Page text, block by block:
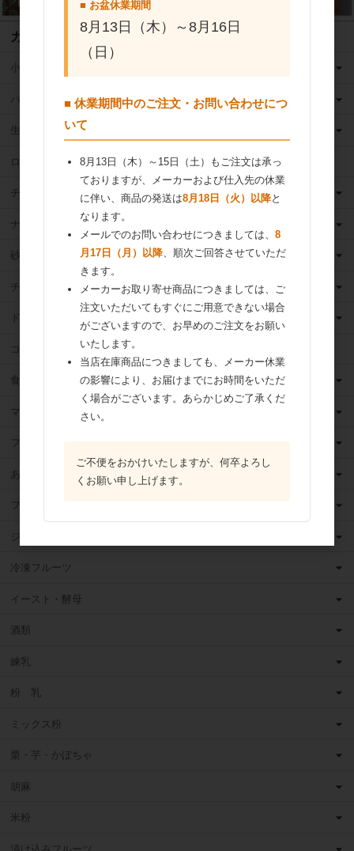
カテゴリ
小麦粉
バター
生クリーム
ロングライフ牛乳
チーズ
ナッツ
砂糖
チョコレート
ドライフルーツ
食用油
マーガリン
フィリング
あんこ
フルーツ（果物）缶詰
ジャム
冷凍フルーツ
イースト・酵母
酒類
練乳
粉 乳
ミックス粉
栗・芋・かぼちゃ
胡麻
米粉
漬け込みフルーツ
■ お盆休業期間
8月13日（木）～8月16日
（日）
■ 休業期間中のご注文・お問い合わせにつ
いて
8月13日（木）～15日（土）もご注文は承っ
ておりますが、メーカーおよび仕入先の休業
に伴い、商品の発送は8月18日（火）以降と
なります。
メールでのお問い合わせにつきましては、 8
月17日（月）以降、順次ご回答させていただ
きます。
メーカーお取り寄せ商品につきましては、ご
注文いただいてもすぐにご用意できない場合
がございますので、お早めのご注文をお願い
いたします。
当店在庫商品につきましても、メーカー休業
の影響により、お届けまでにお時間をいただ
く場合がございます。あらかじめご了承くだ
さい。
ご不便をおかけいたしますが、何卒よろし
くお願い申し上げます。